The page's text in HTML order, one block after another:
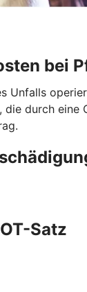
bei
Unfalls
durch
Satz